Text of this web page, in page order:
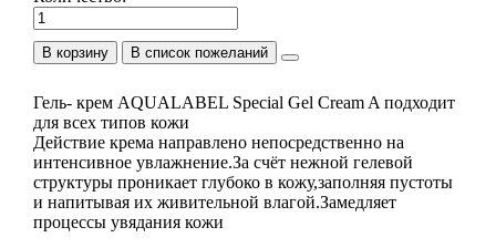
В корзину
Гель- крем AQUALABEL Special Gel Cream A подходит
для всех типов кожи
Действие крема направлено непосредственно на
интенсивное увлажнение.За счёт нежной гелевой
структуры проникает глубоко в кожу,заполняя пустоты
и напитывая их живительной влагой.Замедляет
процессы увядания кожи